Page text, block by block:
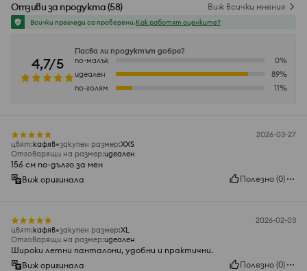
Отзиви за продукта(58) Виж всички мнения
Всички прегледи са проверени.Как работят оценките?
4,7/5
Пасва ли продуктът добре?
по-малък
0%
идеален
89%
по-голям
11%
2026-03-27
цвят:кaфяв закупен размер:XXS
Отговарящи на размер:идеален
156 см по-дълго за мен
Виж оригинала
Полезно (0)
2026-02-03
цвят:кaфяв закупен размер:XL
Отговарящи на размер:идеален
Широки летни панталони, удобни и практични.
Виж оригинала
Полезно (0)